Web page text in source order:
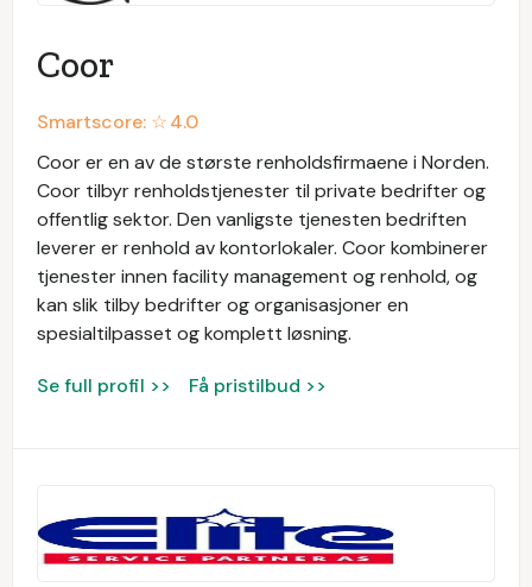
Coor
Smartscore: ☆4.0
Coor er en av de største renholdsfirmaene i Norden.
Coor tilbyr renholdstjenester til private bedrifter og
offentlig sektor. Den vanligste tjenesten bedriften
leverer er renhold av kontorlokaler. Coor kombinerer
tjenester innen facility management og renhold, og
kan slik tilby bedrifter og organisasjoner en
spesialtilpasset og komplett løsning.
Se full profil >> Få pristilbud >>